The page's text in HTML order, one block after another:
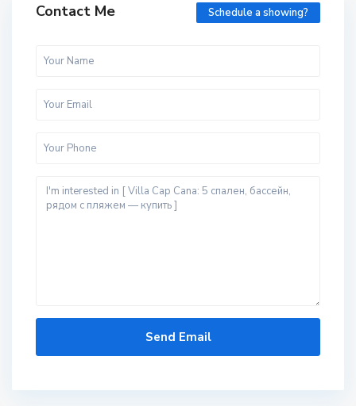
Contact Me Schedule a showing?